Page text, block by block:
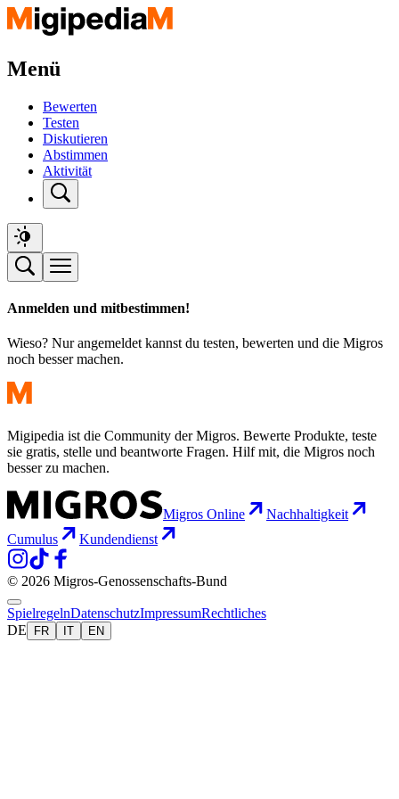
Menü
Bewerten
Testen
Diskutieren
Abstimmen
Aktivität
Anmelden und mitbestimmen!
Wieso? Nur angemeldet kannst du testen, bewerten und die Migros
noch besser machen.
Migipedia ist die Community der Migros. Bewerte Produkte, teste
sie gratis, stelle und beantworte Fragen. Hilf mit, die Migros noch
besser zu machen.
Migros Online
Nachhaltigkeit
Cumulus
Kundendienst
© 2026 Migros-Genossenschafts-Bund
SpielregelnDatenschutzImpressumRechtliches
DE
FR IT EN